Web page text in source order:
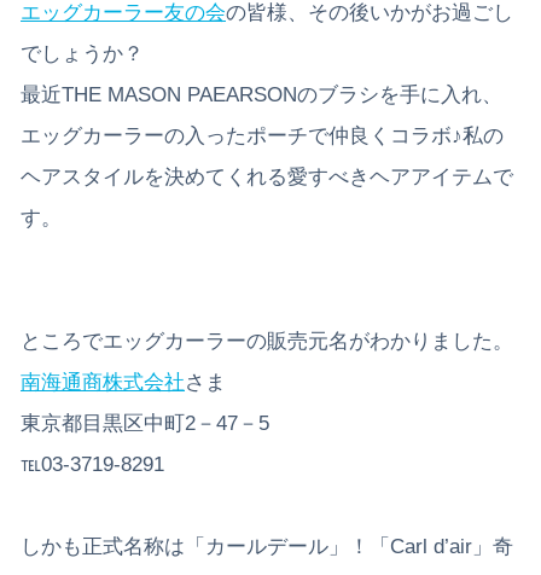
エッグカーラー友の会の皆様、その後いかがお過ごし
でしょうか？
最近THE MASON PAEARSONのブラシを手に入れ、
エッグカーラーの入ったポーチで仲良くコラボ♪私の
ヘアスタイルを決めてくれる愛すべきヘアアイテムで
す。
ところでエッグカーラーの販売元名がわかりました。
南海通商株式会社さま
東京都目黒区中町2－47－5
℡03-3719-8291
しかも正式名称は「カールデール」！「Carl d’air」奇